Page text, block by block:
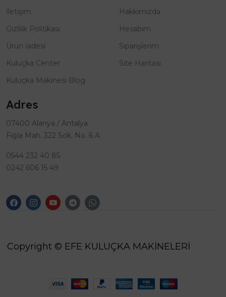
İletişim
Gizlilik Politikası
Ürün İadesi
Kuluçka Center
Kuluçka Makinesi Blog
Hakkımızda
Hesabım
Siparişlerim
Site Haritası
Adres
07400 Alanya / Antalya
Fığla Mah. 322 Sok. No. 6 A
0544 232 40 85
0242 606 15 49
Copyright © EFE KULUÇKA MAKİNELERİ